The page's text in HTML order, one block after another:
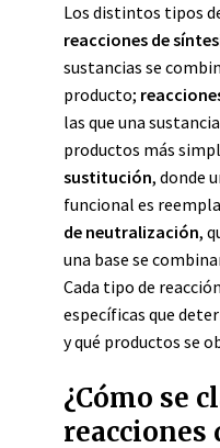
Los distintos tipos
reacciones de
sustancias se
producto;
las que una
productos más
sustitución, donde
funcional es
de neutralización,
una base se
Cada tipo de
específicas que
y qué productos se
¿Cómo se
reacciones